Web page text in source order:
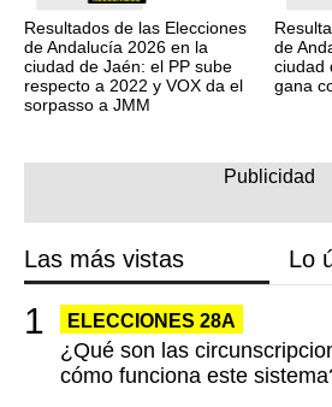
Resultados de las Elecciones
de Andalucía 2026 en la
ciudad de Jaén: el PP sube
respecto a 2022 y VOX da el
sorpasso a JMM
de
ciudad
gana
Las más vistas Lo
ELECCIONES 28A
¿Qué son las
cómo funciona este